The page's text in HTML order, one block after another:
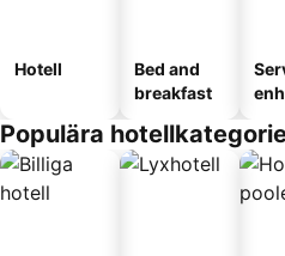
Hotell
Bed and
breakfast
Populära